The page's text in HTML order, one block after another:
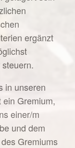
ergänzt
in unseren
Gremium,
einer/m
und dem
Gremiums